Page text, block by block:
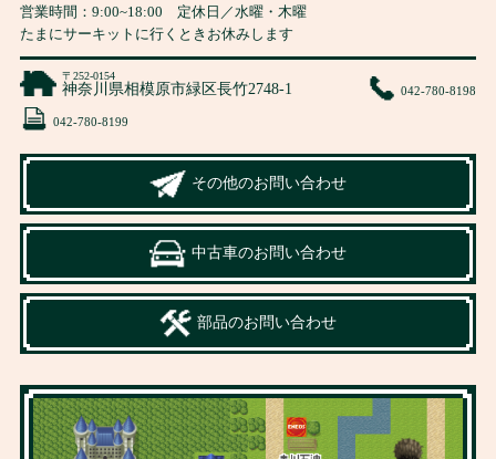
営業時間： 9:00~18:00 定休日／水曜・木曜
たまにサーキットに行くときお休みします
〒252-0154
神奈川県相模原市緑区長竹2748-1 042-780-8198
042-780-8199
その他のお問い合わせ
中古車のお問い合わせ
部品のお問い合わせ